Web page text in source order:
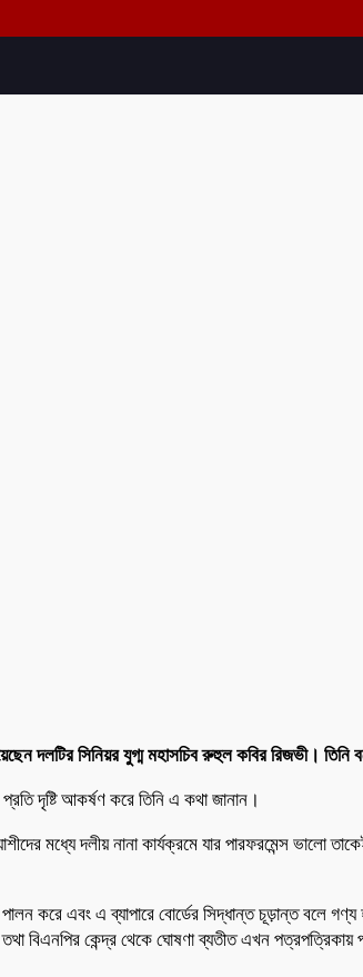
সিনিয়র যুগ্ম মহাসচিব রুহুল কবির রিজভী। তিনি
প্রতি দৃষ্টি আকর্ষণ করে তিনি এ কথা জানান।
মধ্যে দলীয় নানা কার্যক্রমে যার পারফরমেন্স ভালো
পালন করে এবং এ ব্যাপারে বোর্ডের সিদ্ধান্ত চূড়ান্ত বলে
বিএনপির কেন্দ্র থেকে ঘোষণা ব্যতীত এখন